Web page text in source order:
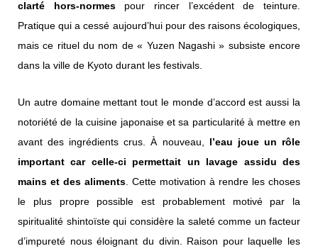
clarté hors-normespour rincer l’excédent de teinture.
Pratique qui a cessé aujourd’hui pour des raisons écologiques,
mais ce rituel du nom de « Yuzen Nagashi » subsiste encore
dans la ville de Kyoto durant les festivals.
Un autre domaine mettant tout le monde d’accord est aussi la
notoriété de la cuisine japonaise et sa particularité à mettre en
avant des ingrédients crus. À nouveau,
l’eau joue un rôle
important car celle-ci permettait un lavage assidu des
mains et des aliments. Cette motivation à rendre les choses
le plus propre possible est probablement motivé par la
spiritualité shintoïste qui considère la saleté comme un facteur
d’impureté nous éloignant du divin. Raison pour laquelle les